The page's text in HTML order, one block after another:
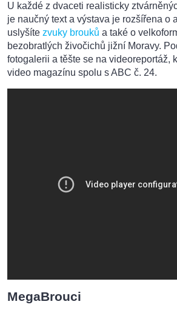
U každé z dvaceti realisticky
je naučný text a výstava je rozšířena o
uslyšíte zvuky brouků a také o
bezobratlých živočichů jižní Moravy.
fotogalerii a těšte se na videoreportáž,
video magazínu spolu s ABC č. 24.
MegaBrouci